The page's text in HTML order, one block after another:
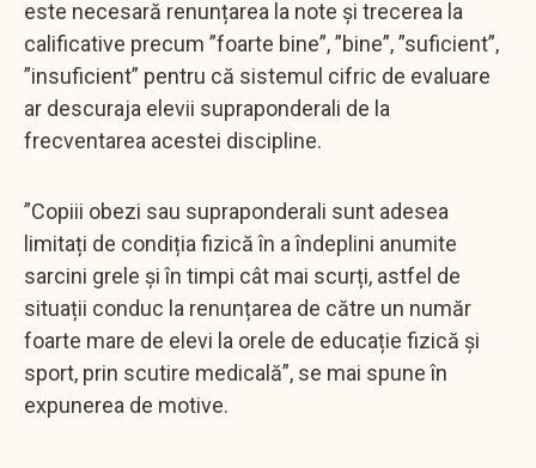
este necesară renunțarea la note și trecerea la
calificative precum ”foarte bine”, ”bine”, ”suficient”,
”insuficient” pentru că sistemul cifric de evaluare
ar descuraja elevii supraponderali de la
frecventarea acestei discipline.
”Copiii obezi sau supraponderali sunt adesea
limitați de condiția fizică în a îndeplini anumite
sarcini grele și în timpi cât mai scurți, astfel de
situații conduc la renunțarea de către un număr
foarte mare de elevi la orele de educație fizică și
sport, prin scutire medicală”, se mai spune în
expunerea de motive.